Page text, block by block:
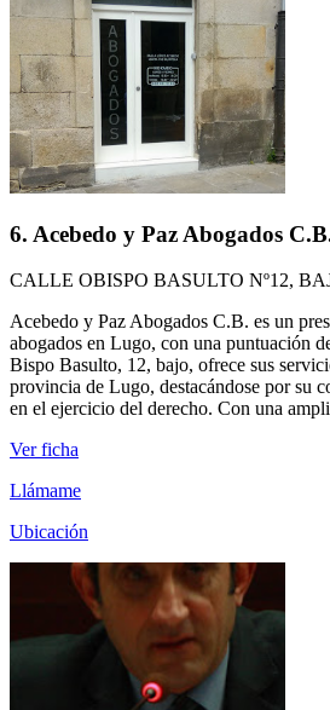
6. Acebedo y Paz Abogados
CALLE OBISPO BASULTO Nº12,
Acebedo y Paz Abogados C.B. es un
abogados en Lugo, con una puntuación
Bispo Basulto, 12, bajo, ofrece sus
provincia de Lugo, destacándose por su
en el ejercicio del derecho. Con una
Ver ficha
Llámame
Ubicación